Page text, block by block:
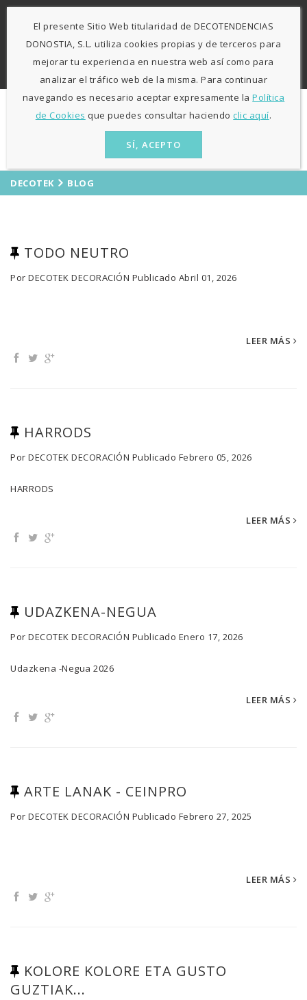
L-V: 9:30h - 13h / 15:30h - 19:30h S: 10h30 - 13h
DECOTEK BLOG
TODO NEUTRO
Por DECOTEK DECORACIÓN Publicado Abril 01, 2026
LEER MÁS
HARRODS
Por DECOTEK DECORACIÓN Publicado Febrero 05, 2026
HARRODS
LEER MÁS
UDAZKENA-NEGUA
Por DECOTEK DECORACIÓN Publicado Enero 17, 2026
Udazkena -Negua 2026
LEER MÁS
ARTE LANAK - CEINPRO
Por DECOTEK DECORACIÓN Publicado Febrero 27, 2025
LEER MÁS
KOLORE KOLORE ETA GUSTO
GUZTIAK...
El presente Sitio Web titularidad de DECOTENDENCIAS
DONOSTIA, S.L. utiliza cookies propias y de terceros para
mejorar tu experiencia en nuestra web así como para
analizar el tráfico web de la misma. Para continuar
navegando es necesario aceptar expresamente laPolítica
de Cookies que puedes consultar haciendoclic aquí.
SÍ, ACEPTO